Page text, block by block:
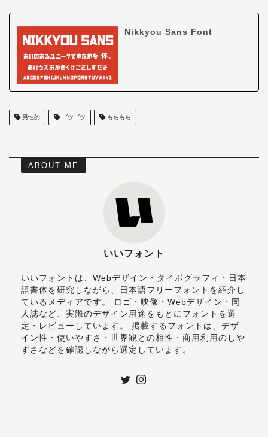
Nikkyou Sans Font
男性的 ゴツゴツ もちもち
ABOUT ME
いいフォント
いいフォントは、Webデザイン・タイポグラフィ・日本
語書体を研究しながら、日本語フリーフォントを紹介し
ているメディアです。 ロゴ・映像・Webデザイン・同
人誌など、実際のデザイン用途をもとにフォントを選
定・レビューしています。 掲載するフォントは、デザ
イン性・使いやすさ・世界観との相性・商用利用のしや
すさなどを確認しながら選定しています。